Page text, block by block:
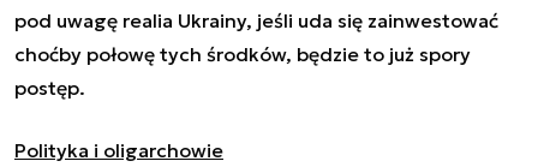
pod uwagę realia Ukrainy, jeśli uda się zainwestować
choćby połowę tych środków, będzie to już spory
postęp.
Polityka i oligarchowie